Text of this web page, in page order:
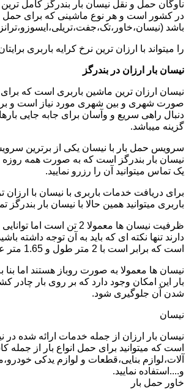
ناوگان حمل و نقل نیسان بار بندرگز کامل
در کشور است و هر نوع ماشینی که برای حمل
باشد
را میتواند با ارزان ترین نرخ کرایه باربری
نیسان بار ارزان در بندرگز
نیسان ارزان ترین ماشین باربری است که برای
صورت شهری و بین شهری مورد نیاز است و
دنبال راهی سریع و وآسان برای جابه جایی
گزینه میباشد.
سرویس حمل بار با نیسان یکی از برترین
نیسان بار بندرگز است که به صورت همه روزه
یک تماس میتوانید آن را رزرو نمایید.
برای دریافت خدمات باربری با نیسان با ارزان
باربری میتوانید همین حالا با نیسان بار بندرگز
ظرفیت نیسان ها معمولا 2 تن است
دارند تنها نکته ای که باید به آن توجه داشته
است که برابر است با 2 متر طول و 1.65 متر عرض.
نیسان ها معمولا به صورت روباز هستند اما
بار این امکان وجود دارد که بر روی بار چادر
شدن آن جلوگیری شود.
نیسان
نیسان بار ارزان از جمله خدمات ارائه شده در
است که میتوانید برای حمل انواع بار از
آلات،لوازم بنایی،قطعات و لوازم یدکی
و....استفاده نمایید.
خاور حمل بار